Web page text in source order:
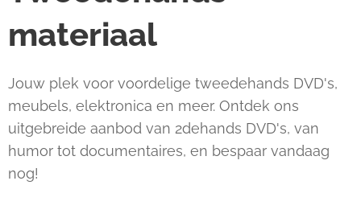
materiaal
Jouw plek voor voordelige tweedehands DVD's,
meubels, elektronica en meer. Ontdek ons
uitgebreide aanbod van 2dehands DVD's, van
humor tot documentaires, en bespaar vandaag
nog!